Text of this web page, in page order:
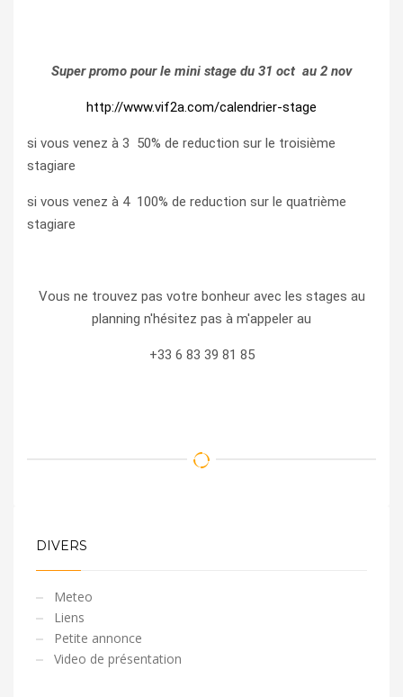
Super promo pour le mini stage du 31 oct au 2 nov
http://www.vif2a.com/calendrier-stage
si vous venez à 3 50% de reduction sur le troisième
stagiare
si vous venez à 4 100% de reduction sur le quatrième
stagiare
Vous ne trouvez pas votre bonheur avec les stages au
planning n'hésitez pas à m'appeler au
+33 6 83 39 81 85
DIVERS
Meteo
Liens
Petite annonce
Video de présentation